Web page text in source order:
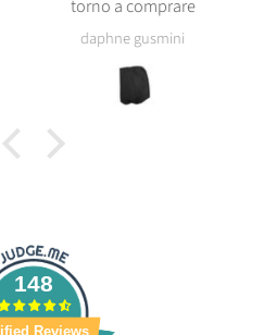
a comprare
gusmini
de
148
Reviews